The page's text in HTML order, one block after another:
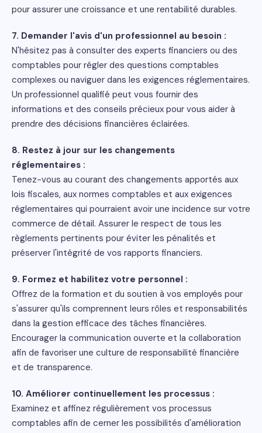
pour assurer une croissance et une rentabilité durables.
7. Demander l'avis d'un professionnel au besoin :
N'hésitez pas à consulter des experts financiers ou des
comptables pour régler des questions comptables
complexes ou naviguer dans les exigences réglementaires.
Un professionnel qualifié peut vous fournir des
informations et des conseils précieux pour vous aider à
prendre des décisions financières éclairées.
8. Restez à jour sur les changements
réglementaires :
Tenez-vous au courant des changements apportés aux
lois fiscales, aux normes comptables et aux exigences
réglementaires qui pourraient avoir une incidence sur votre
commerce de détail. Assurer le respect de tous les
règlements pertinents pour éviter les pénalités et
préserver l'intégrité de vos rapports financiers.
9. Formez et habilitez votre personnel :
Offrez de la formation et du soutien à vos employés pour
s'assurer qu'ils comprennent leurs rôles et responsabilités
dans la gestion efficace des tâches financières.
Encourager la communication ouverte et la collaboration
afin de favoriser une culture de responsabilité financière
et de transparence.
10. Améliorer continuellement les processus :
Examinez et affinez régulièrement vos processus
comptables afin de cerner les possibilités d'amélioration